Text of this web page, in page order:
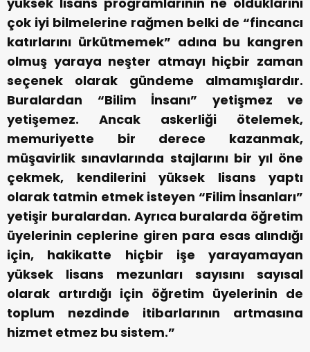
çok iyi bilmelerine rağmen belki de “fincancı
katırlarını ürkütmemek” adına bu kangren
olmuş yaraya neşter atmayı hiçbir zaman
seçenek olarak gündeme almamışlardır.
Buralardan “Bilim İnsanı” yetişmez ve
yetişemez. Ancak askerliği ötelemek,
memuriyette bir derece kazanmak,
müşavirlik sınavlarında stajlarını bir yıl öne
çekmek, kendilerini yüksek lisans yaptı
olarak tatmin etmek isteyen “Filim İnsanları”
yetişir buralardan. Ayrıca buralarda öğretim
üyelerinin ceplerine giren para esas alındığı
için, hakikatte hiçbir işe yarayamayan
yüksek lisans mezunları sayısını sayısal
olarak artırdığı için öğretim üyelerinin de
toplum nezdinde itibarlarının artmasına
hizmet etmez bu sistem.”